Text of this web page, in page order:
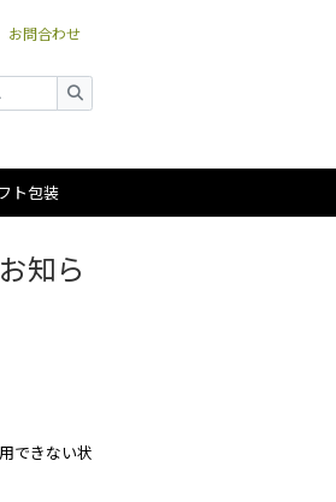
お問合わせ
ト包装
知ら
できない状